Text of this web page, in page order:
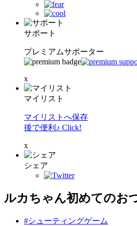
サポート
プレミアムサポーター
x
マイリスト
マイリストへ保存
後で便利♪ Click!
x
シェア
ルカちゃん初めてのお
#シューティングゲーム